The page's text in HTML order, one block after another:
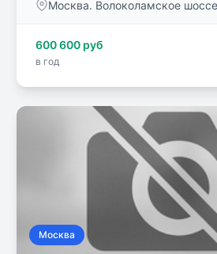
встречи с профессионалами в
совместные походы в театры и
киноклуб…
Москва. Волоколамское
600 600 руб
в год
Москва